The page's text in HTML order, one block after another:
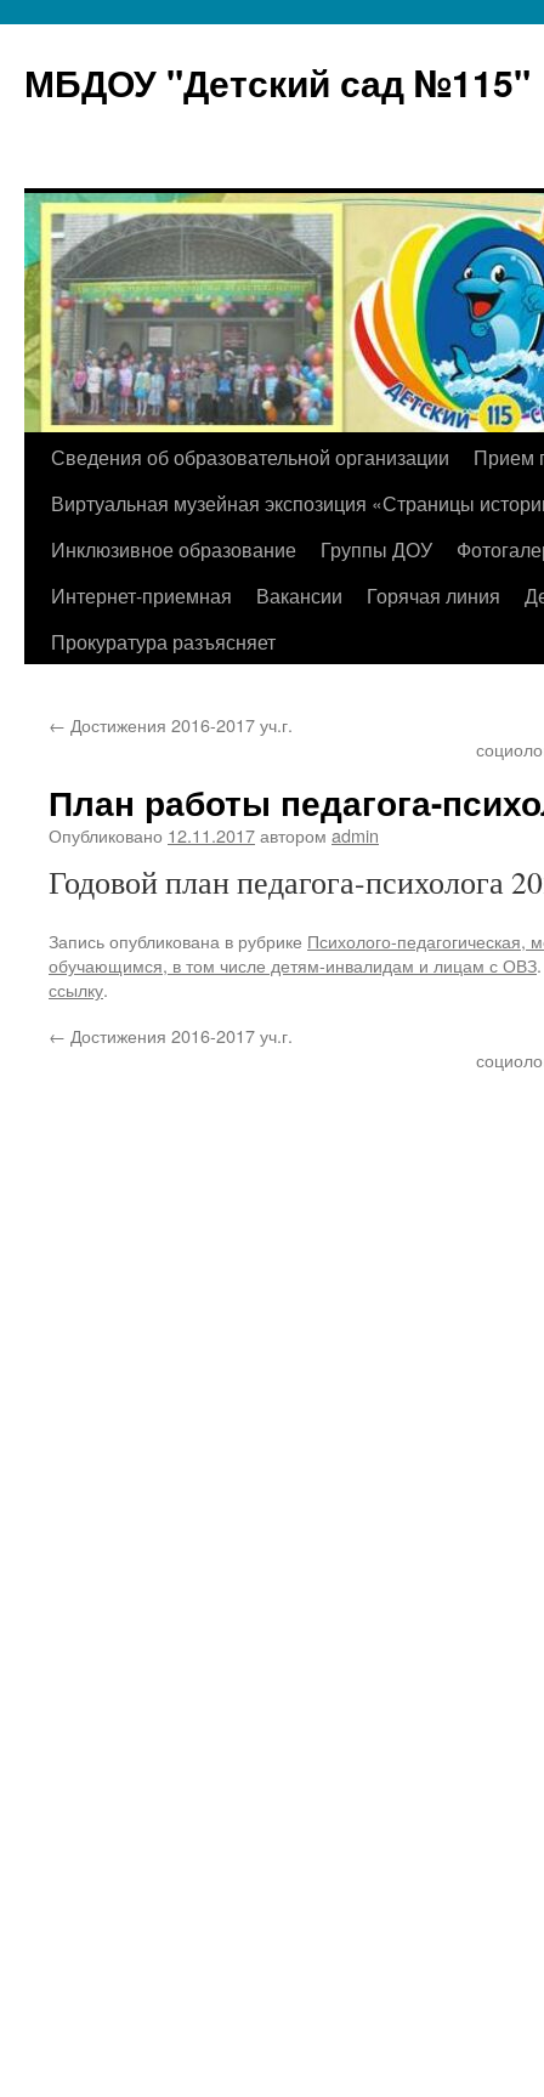
МБДОУ "Детский сад №115"
Перейти
содержимому
Сведения об образовательной организации
Прием
Виртуальная музейная экспозиция «Страницы
Инклюзивное образование
Группы ДОУ
Интернет-приемная
Вакансии Горячая линия
Прокуратура разъясняет
← Достижения 2016-2017 уч.г.
План работы педагога-
Опубликовано 12.11.2017автором admin
Годовой план педагога-психолога
Запись опубликована в рубрике Психолого-
обучающимся, в том числе детям-инвалидам и лицам с ОВЗ
ссылку.
← Достижения 2016-2017 уч.г.